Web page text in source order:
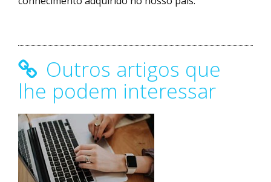
Outros artigos que
lhe podem interessar